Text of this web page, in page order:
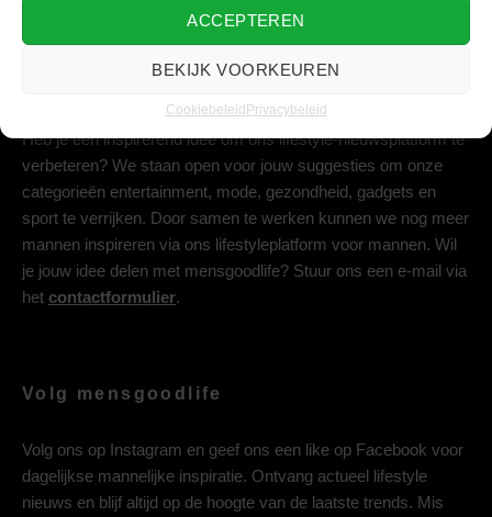
ACCEPTEREN
BEKIJK VOORKEUREN
Cookiebeleid Privacybeleid
Heb je een inspirerend idee om ons lifestyle-nieuwsplatform te
verbeteren? We staan open voor jouw suggesties om onze
categorieën entertainment, mode, gezondheid, gadgets en
sport te verrijken. Door samen te werken kunnen we nog meer
mannen inspireren via ons lifestyleplatform voor mannen. Wil
je jouw idee delen met mensgoodlife? Stuur ons een e-mail via
het contactformulier.
Volg mensgoodlife
Volg ons op Instagram en geef ons een like op Facebook voor
dagelijkse mannelijke inspiratie. Ontvang actueel lifestyle
nieuws en blijf altijd op de hoogte van de laatste trends. Mis